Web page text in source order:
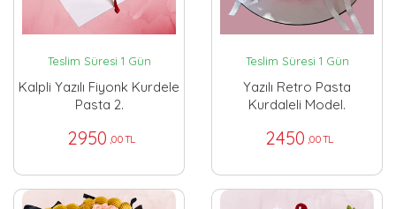
Teslim Süresi 1 Gün
Kalpli Yazılı Fiyonk Kurdele
Pasta 2.
2950 ,00 TL
Teslim Süresi 1 Gün
Yazılı Retro Pasta
Kurdaleli Model.
2450 ,00 TL